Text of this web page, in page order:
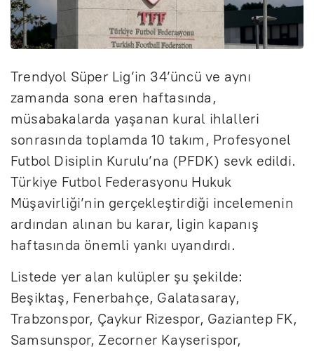
Trendyol Süper Lig’in 34’üncü ve aynı
zamanda sona eren haftasında,
müsabakalarda yaşanan kural ihlalleri
sonrasında toplamda 10 takım, Profesyonel
Futbol Disiplin Kurulu’na (PFDK) sevk edildi.
Türkiye Futbol Federasyonu Hukuk
Müşavirliği’nin gerçekleştirdiği incelemenin
ardından alınan bu karar, ligin kapanış
haftasında önemli yankı uyandırdı.
Listede yer alan kulüpler şu şekilde:
Beşiktaş, Fenerbahçe, Galatasaray,
Trabzonspor, Çaykur Rizespor, Gaziantep FK,
Samsunspor, Zecorner Kayserispor,